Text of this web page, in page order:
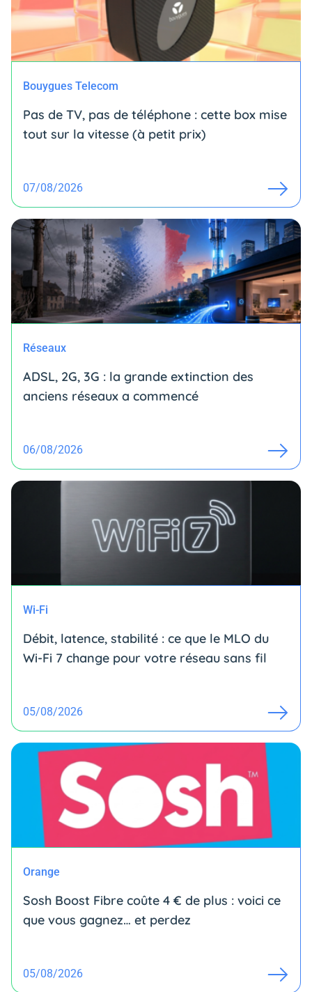
Bouygues Telecom
Pas de TV, pas de téléphone : cette box mise
tout sur la vitesse (à petit prix)
07/08/2026
Réseaux
ADSL, 2G, 3G : la grande extinction des
anciens réseaux a commencé
06/08/2026
Wi-Fi
Débit, latence, stabilité : ce que le MLO du
Wi-Fi 7 change pour votre réseau sans fil
05/08/2026
Orange
Sosh Boost Fibre coûte 4 € de plus : voici ce
que vous gagnez… et perdez
05/08/2026